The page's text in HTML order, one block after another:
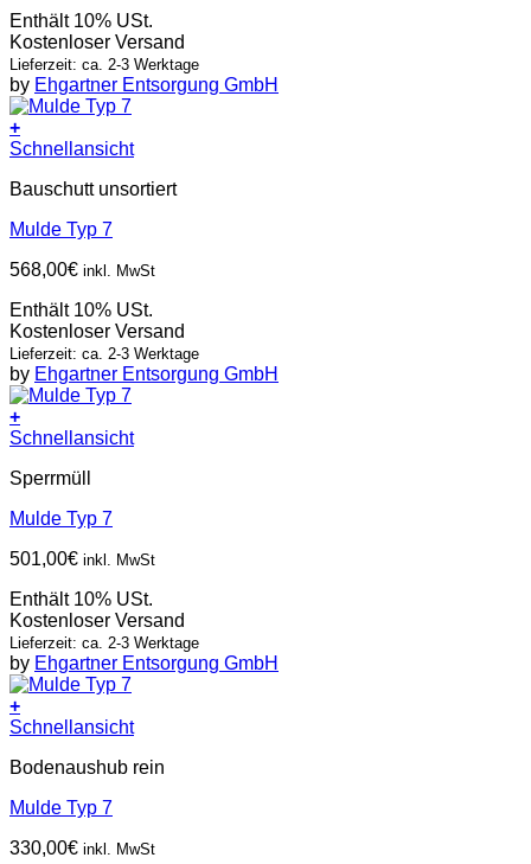
Enthält 10% USt.
Kostenloser Versand
Lieferzeit: ca. 2-3 Werktage
by Ehgartner Entsorgung GmbH
+
Schnellansicht
Bauschutt unsortiert
Mulde Typ 7
568,00€ inkl. MwSt
Enthält 10% USt.
Kostenloser Versand
Lieferzeit: ca. 2-3 Werktage
by Ehgartner Entsorgung GmbH
+
Schnellansicht
Sperrmüll
Mulde Typ 7
501,00€ inkl. MwSt
Enthält 10% USt.
Kostenloser Versand
Lieferzeit: ca. 2-3 Werktage
by Ehgartner Entsorgung GmbH
+
Schnellansicht
Bodenaushub rein
Mulde Typ 7
330,00€ inkl. MwSt